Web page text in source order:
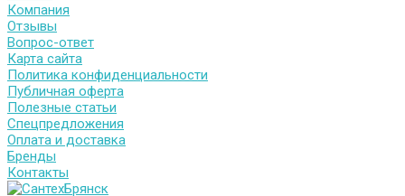
Компания
Отзывы
Вопрос-ответ
Карта сайта
Политика конфиденциальности
Публичная оферта
Полезные статьи
Спецпредложения
Оплата и доставка
Бренды
Контакты